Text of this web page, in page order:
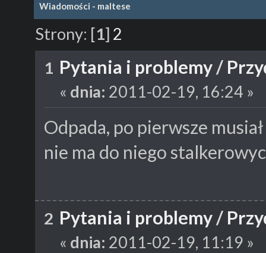
Wiadomości - maltese
Strony: [1] 2
1 Pytania i problemy/
« dnia: 2011-02-19, 16:24 »
Odpada, po pierwsze
nie ma do niego
2 Pytania i problemy/
« dnia: 2011-02-19, 11:19 »